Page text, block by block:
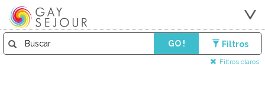
GO ! Filtros
Filtros claros